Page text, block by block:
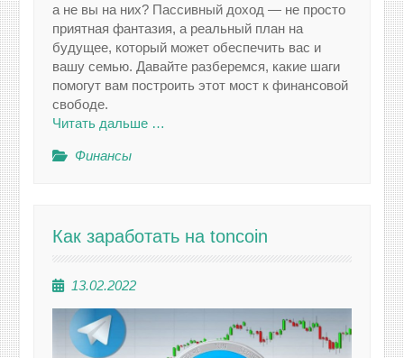
а не вы на них? Пассивный доход — не просто
приятная фантазия, а реальный план на
будущее, который может обеспечить вас и
вашу семью. Давайте разберемся, какие шаги
помогут вам построить этот мост к финансовой
свободе.
Читать дальше …
Финансы
Как заработать на toncoin
13.02.2022